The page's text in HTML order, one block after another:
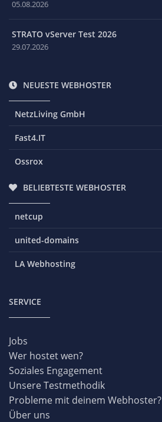
05.08.2026
STRATO vServer Test 2026
29.07.2026
NEUESTE WEBHOSTER
NetzLiving GmbH
Fast4.IT
Ossrox
BELIEBTESTE WEBHOSTER
netcup
united-domains
LA Webhosting
SERVICE
Jobs
Wer hostet wen?
Soziales Engagement
Unsere Testmethodik
Probleme mit deinem Webhoster?
Über uns